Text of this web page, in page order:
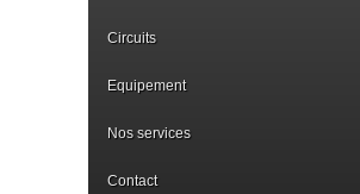
Circuits
Equipement
Nos services
Contact